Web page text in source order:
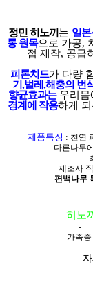
정민 히노끼 는 일본
통 원목으로 가공,
접 제작, 공급
피톤치드가 다량
기 ,벌레 ,해충의 번
향균효과는우리몸
경계에 작용하게
제품특징 : 천연
다른나무
제조사
편백나무
히노
-
-
가족